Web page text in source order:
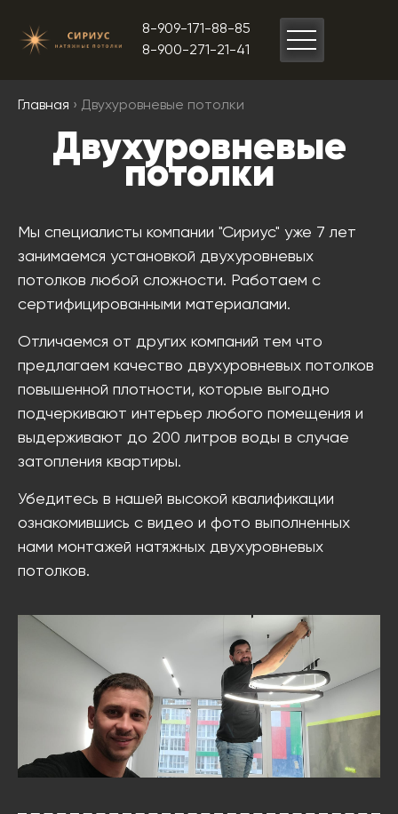
8-909-171-88-85
8-900-271-21-41
Главная › Двухуровневые потолки
Двухуровневые
потолки
Мы специалисты компании "Сириус" уже 7 лет
занимаемся установкой двухуровневых
потолков любой сложности. Работаем с
сертифицированными материалами.
Отличаемся от других компаний тем что
предлагаем качество двухуровневых потолков
повышенной плотности, которые выгодно
подчеркивают интерьер любого помещения и
выдерживают до 200 литров воды в случае
затопления квартиры.
Убедитесь в нашей высокой квалификации
ознакомившись с видео и фото выполненных
нами монтажей натяжных двухуровневых
потолков.